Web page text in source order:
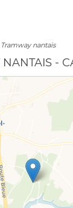
nantais
NANTAIS -